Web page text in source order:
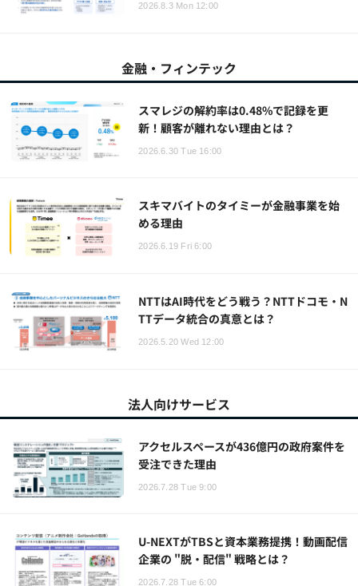
2026.8.3 Mon 12:00
金融・フィンテック
スマレジの解約率は0.48%で記録を更
新！顧客が離れない理由とは？
2026.6.30 Tue 16:00
スキマバイトのタイミーが金融事業を始
める理由
2026.6.19 Fri 6:00
NTTはAI時代をどう戦う？NTTドコモ・N
TTデータ統合の真意とは？
2026.5.20 Wed 12:00
法人向けサービス
アクセルスペースが436億円の政府案件を
受注できた理由
2026.7.28 Tue 9:00
U-NEXTがTBSと資本業務提携！動画配信
企業の "脱・配信" 戦略とは？
2026.7.28 Tue 6:00